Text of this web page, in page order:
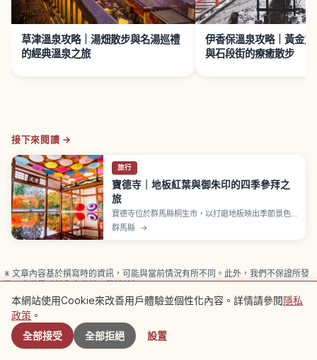
草津溫泉攻略｜湯畑散步與名湯巡禮
的經典溫泉之旅
伊香保溫泉攻略｜黃金之
與石段街的療癒散步
接下來閱讀 →
旅行
寶德寺｜地板紅葉與御朱印的四季參拜之
旅
寶德寺位於群馬縣桐生市，以打磨地板映出季節景色
的「地板紅葉」聞名。本文介紹新綠、風鈴、紅葉、
御朱印與拍照攻略。
群馬縣 →
※ 文章內容基於撰寫時的資訊，可能與當前情況有所不同。此外，我們不保證所發
佈內容的準確性和完整性，敬請諒解。
廣告
本文可能包含廣告（聯盟連結），透過連結完成預訂時本站可能獲得佣
金。
附近景點
本網站使用Cookie來改善用戶體驗並個性化內容。詳情請參閱隱私
政策 。
全部接受
全部拒絕 設置